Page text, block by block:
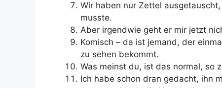
Wir haben nur Zettel
musste.
Aber irgendwie geht er mir jetzt
Komisch – da ist jemand, der
zu sehen bekommt.
Was meinst du, ist das normal, so
Ich habe schon dran gedacht, ihn